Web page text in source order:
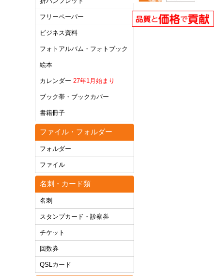
フリーペーパー
ビジネス資料
フォトアルバム・フォトブック
絵本
カレンダー 27年1月始まり
ブック帯・ブックカバー
書籍冊子
ファイル・フォルダー
フォルダー
ファイル
名刺・カード類
名刺
スタンプカード・診察券
チケット
回数券
QSLカード